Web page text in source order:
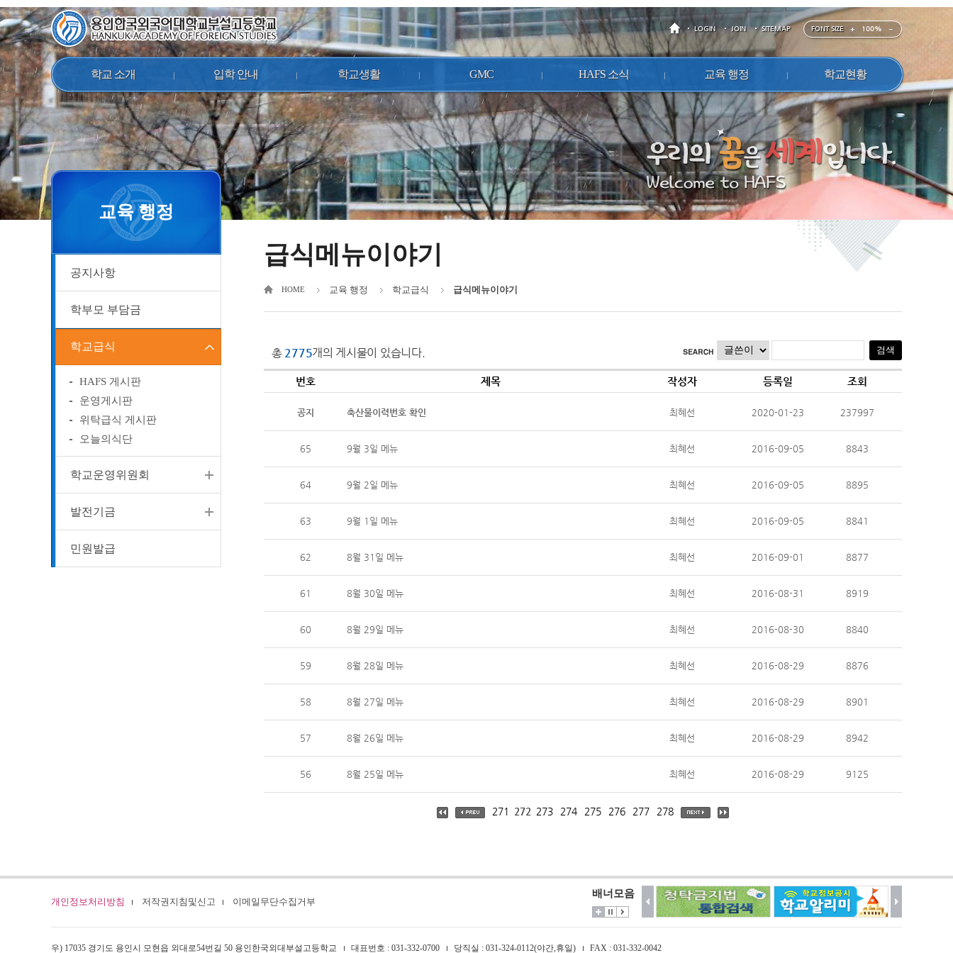
LOGIN JOIN SITEMAP FONT SIZE 100%
학교 소개 입학 안내 학교생활 GMC HAFS 소식 교육 행정 학교현황
교육 행정
공지사항
학부모 부담금
학교급식
HAFS 게시판
운영게시판
위탁급식 게시판
오늘의식단
학교운영위원회
발전기금
민원발급
HOME 교육 행정 학교급식 급식메뉴이야기
급식메뉴이야기
총 2775개의 게시물이 있습니다.
번호 제목 작성자 등록일 조회
공지 축산물이력번호 확인 최혜선 2020-01-23 237997
65 9월 3일 메뉴 최혜선 2016-09-05 8843
64 9월 2일 메뉴 최혜선 2016-09-05 8895
63 9월 1일 메뉴 최혜선 2016-09-05 8841
62 8월 31일 메뉴 최혜선 2016-09-01 8877
61 8월 30일 메뉴 최혜선 2016-08-31 8919
60 8월 29일 메뉴 최혜선 2016-08-30 8840
59 8월 28일 메뉴 최혜선 2016-08-29 8876
58 8월 27일 메뉴 최혜선 2016-08-29 8901
57 8월 26일 메뉴 최혜선 2016-08-29 8942
56 8월 25일 메뉴 최혜선 2016-08-29 9125
271 272 273 274 275 276 277 278
개인정보처리방침 저작권지침및신고 이메일무단수집거부
우) 17035 경기도 용인시 모현읍 외대로54번길 50 용인한국외대부설고등학교 대표번호 : 031-332-0700 당직실 : 031-324-0112(야간,휴일) FAX : 031-332-0042
배너모음